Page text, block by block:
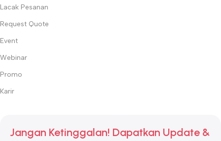
Lacak Pesanan
Request Quote
Event
Webinar
Promo
Karir
Jangan Ketinggalan! Dapatkan Update &